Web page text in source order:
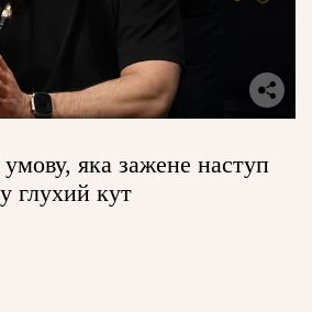
яка зажене наступ
глухий кут